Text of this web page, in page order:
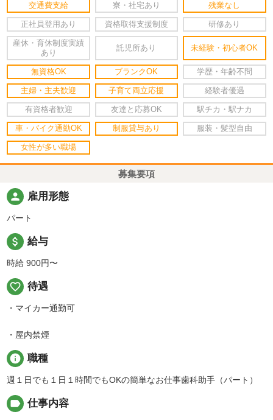
交通費支給 寮・社宅あり 残業なし
正社員登用あり 資格取得支援制度 研修あり
産休・育休制度実績
あり
託児所あり 未経験・初心者OK
無資格OK ブランクOK 学歴・年齢不問
主婦・主夫歓迎 子育て両立応援 経験者優遇
有資格者歓迎 友達と応募OK 駅チカ・駅ナカ
車・バイク通勤OK 制服貸与あり 服装・髪型自由
女性が多い職場
募集要項
person 雇用形態
パート
attach_money 給与
時給 900円〜
favorite_border 待遇
・マイカー通勤可
・屋内禁煙
info 職種
週１日でも１日１時間でもOKの簡単なお仕事歯科助手（パート）
label 仕事内容